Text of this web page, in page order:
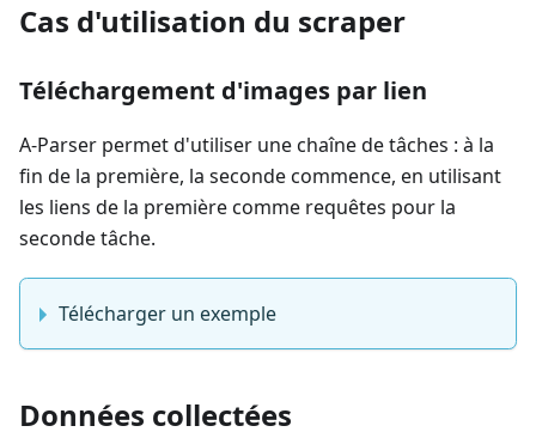
Cas d'utilisation du scraper
Téléchargement d'images par lien
A-Parser permet d'utiliser une chaîne de tâches : à la
fin de la première, la seconde commence, en utilisant
les liens de la première comme requêtes pour la
seconde tâche.
Télécharger un exemple
Données collectées